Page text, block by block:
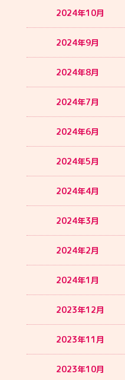
2024年10月
2024年9月
2024年8月
2024年7月
2024年6月
2024年5月
2024年4月
2024年3月
2024年2月
2024年1月
2023年12月
2023年11月
2023年10月